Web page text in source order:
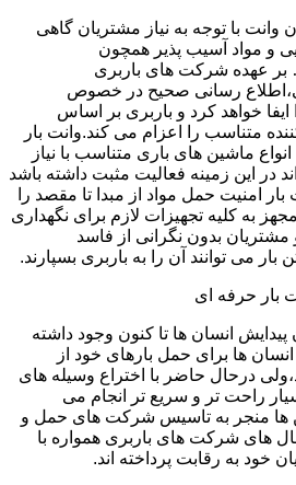
وانت با توجه به نیاز مشتریان گاهی
و مواد آسیب پذیر همچون
بر عهده شرکت های باربری
رسانی صحیح در خصوص
خواهد کرد و باربری بر اساس
متناسب را اعزام می کند.وانت بار
ماشین های باری متناسب با نیاز
در این زمینه فعالیت مثبت داشته باشد
بار امنیت حمل مواد از مبدا تا مقصد را
به کلیه تجهیزات لازم برای نگهداری
مشتریان بدون نگرانی از فاسد
می توانند آن را به باربری بسپارند.
بار حرفه ای
انسان ها تا کنون وجود داشته
ها برای حمل بارهای خود از
درحال حاضر با اختراع وسیله های
راحت تر و سریع تر انجام می
ها منجر به تاسیس شرکت های حمل و
های شرکت های باربری همواره با
خود به رقابت پرداخته اند.